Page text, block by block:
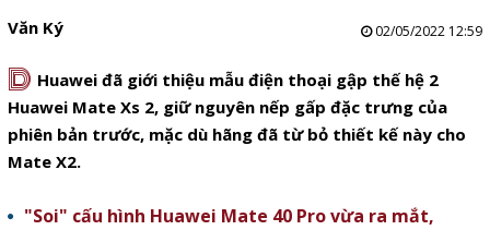
Văn Ký 02/05/2022 12:59
D Huawei đã giới thiệu mẫu điện thoại gập thế hệ 2
Huawei Mate Xs 2, giữ nguyên nếp gấp đặc trưng của
phiên bản trước, mặc dù hãng đã từ bỏ thiết kế này cho
Mate X2.
"Soi" cấu hình Huawei Mate 40 Pro vừa ra mắt,